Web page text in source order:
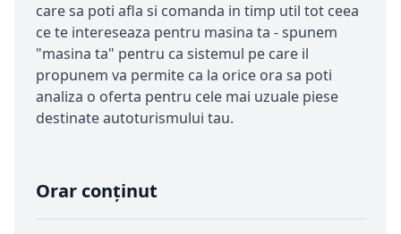
care sa poti afla si comanda in timp util tot ceea
ce te intereseaza pentru masina ta - spunem
"masina ta" pentru ca sistemul pe care il
propunem va permite ca la orice ora sa poti
analiza o oferta pentru cele mai uzuale piese
destinate autoturismului tau.
Orar conținut